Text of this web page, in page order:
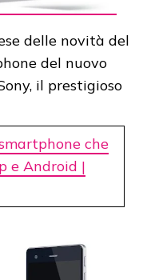
delle novità del
del nuovo
il prestigioso
che
e Android |